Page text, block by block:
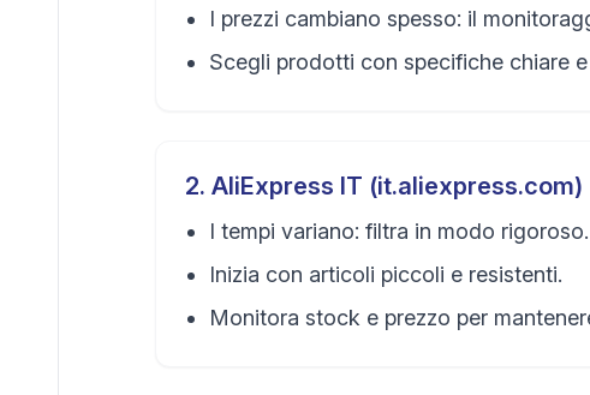
I prezzi cambiano spesso: il
Scegli prodotti con specifiche chiare
2. AliExpress IT (it.aliexpress.com)
I tempi variano: filtra in modo rigoroso.
Inizia con articoli piccoli e resistenti.
Monitora stock e prezzo per